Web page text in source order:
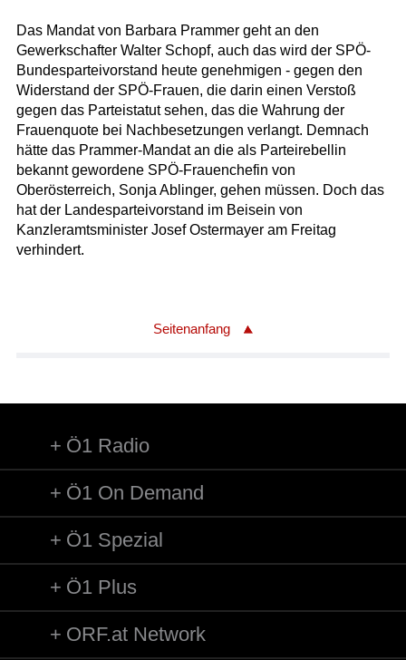
Das Mandat von Barbara Prammer geht an den
Gewerkschafter Walter Schopf, auch das wird der SPÖ-
Bundesparteivorstand heute genehmigen - gegen den
Widerstand der SPÖ-Frauen, die darin einen Verstoß
gegen das Parteistatut sehen, das die Wahrung der
Frauenquote bei Nachbesetzungen verlangt. Demnach
hätte das Prammer-Mandat an die als Parteirebellin
bekannt gewordene SPÖ-Frauenchefin von
Oberösterreich, Sonja Ablinger, gehen müssen. Doch das
hat der Landesparteivorstand im Beisein von
Kanzleramtsminister Josef Ostermayer am Freitag
verhindert.
Seitenanfang
Ö1 Radio
Ö1 On Demand
Ö1 Spezial
Ö1 Plus
ORF.at Network